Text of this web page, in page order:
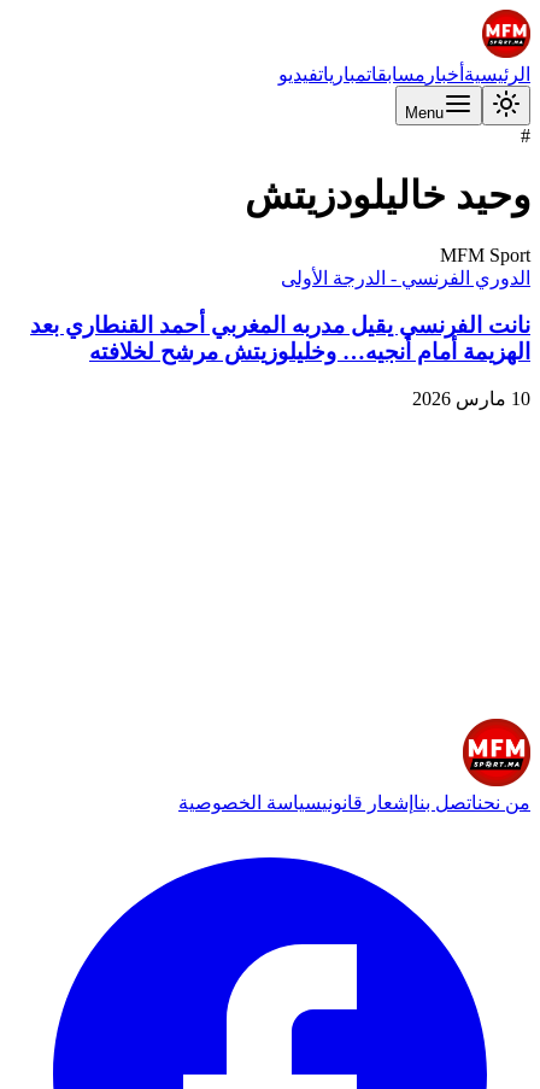
الرئيسية أخبار مسابقاتمبارياتفيديو
Menu
#
وحيد خاليلودزيتش
MFM Sport
الدوري الفرنسي - الدرجة الأولى
نانت الفرنسي يقيل مدربه المغربي أحمد القنطاري بعد
الهزيمة أمام أنجيه… وخليلوزيتش مرشح لخلافته
10 مارس 2026
من نحناتصل بنا إشعار قانونيسياسة الخصوصية